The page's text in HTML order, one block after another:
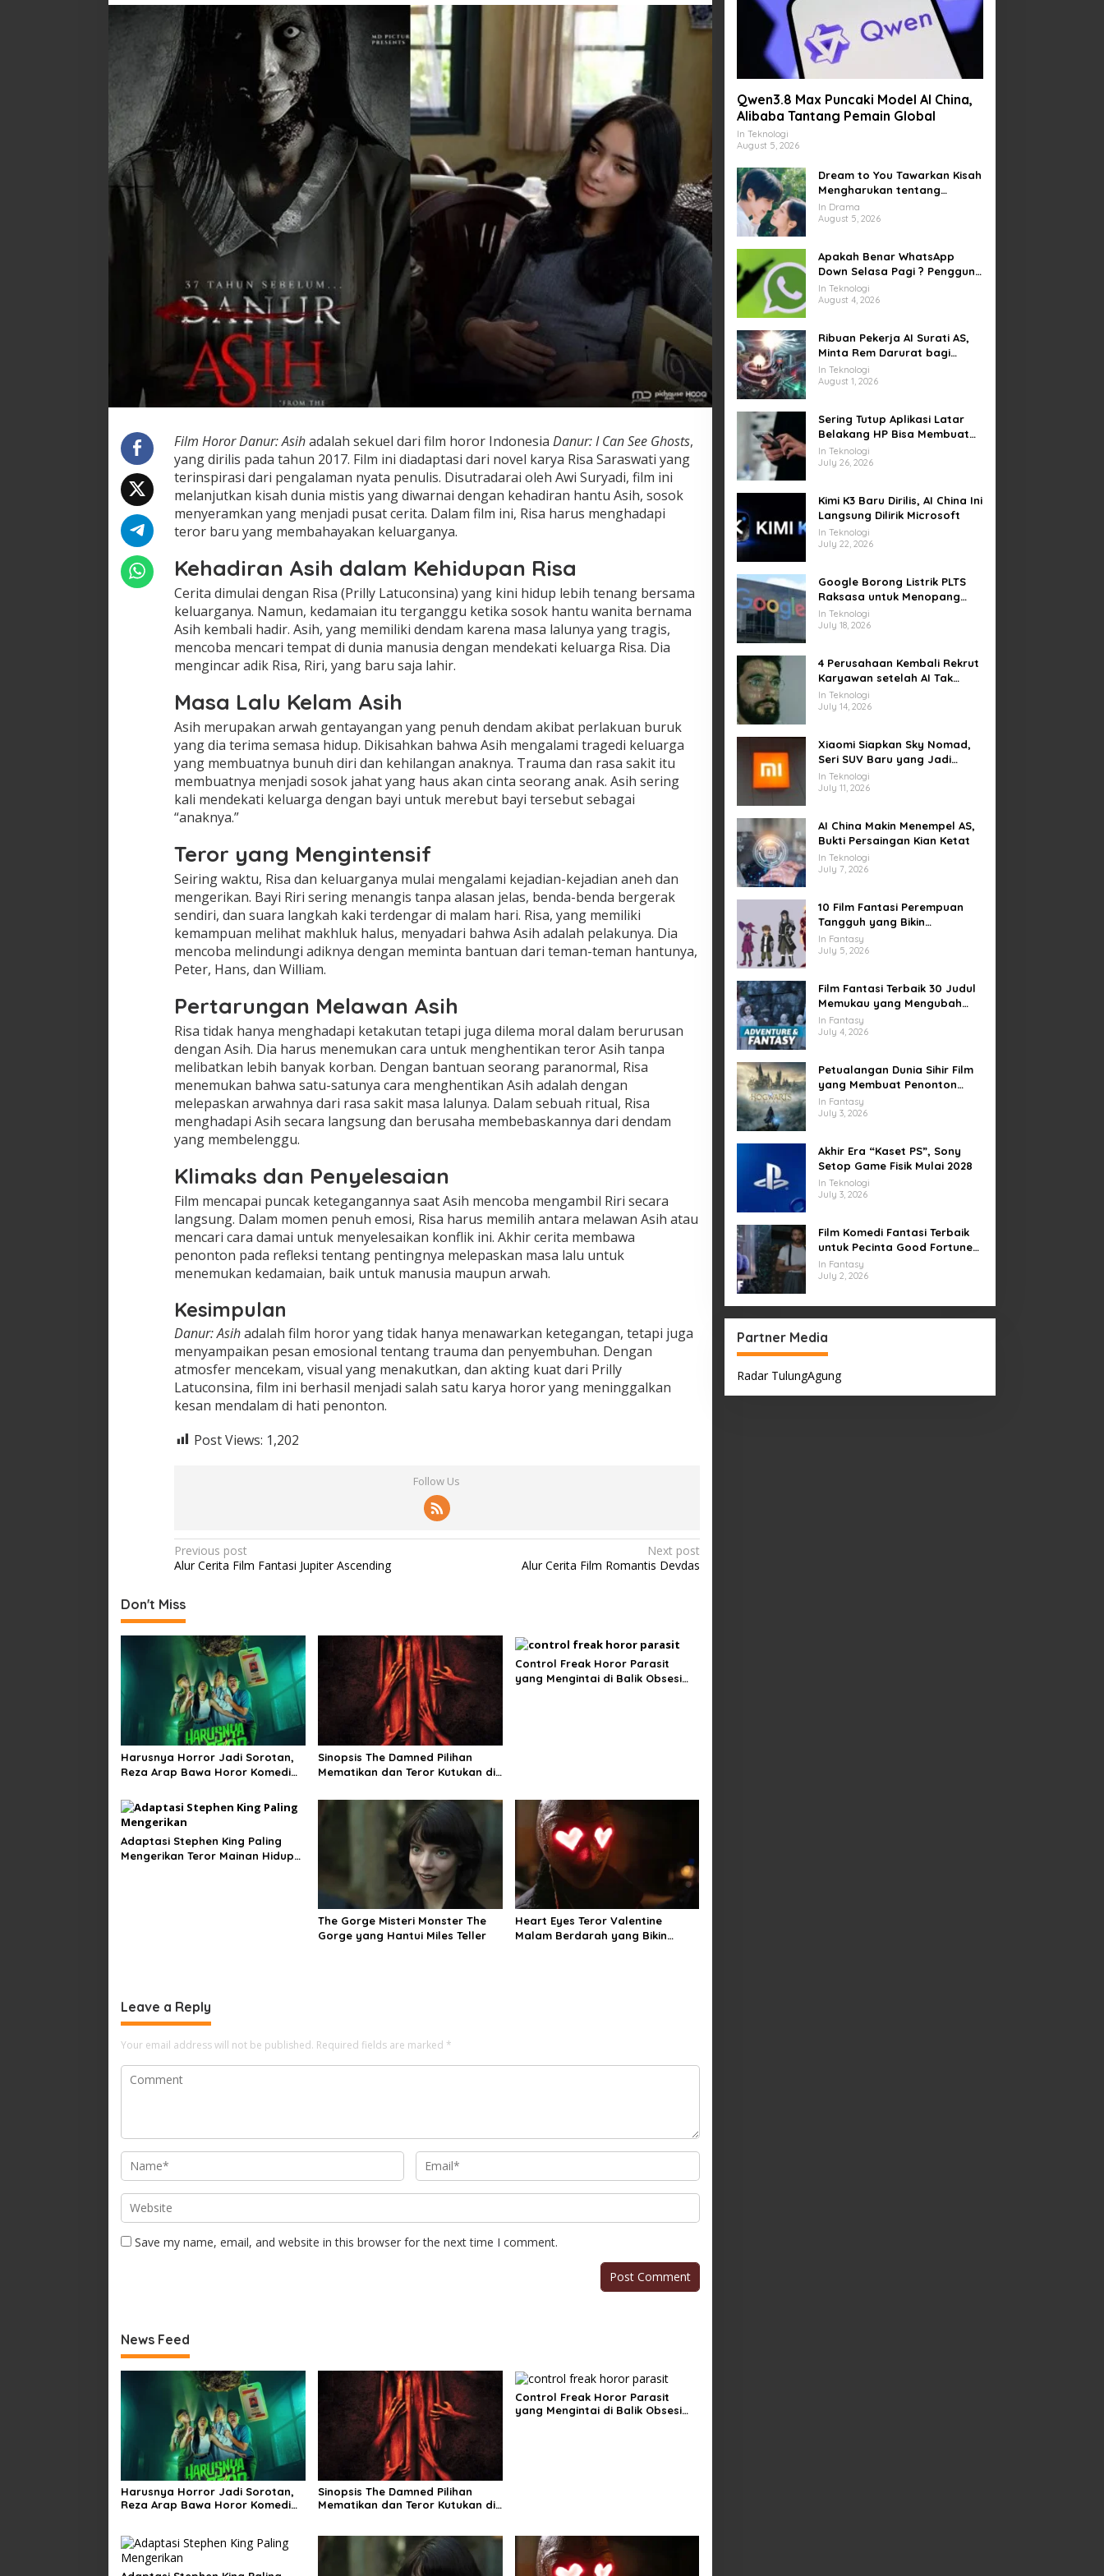
Film Horor Danur: Asihadalah sekuel dari film horor Indonesia Danur: I Can See Ghosts,
yang dirilis pada tahun 2017. Film ini diadaptasi dari novel karya Risa Saraswati yang
terinspirasi dari pengalaman nyata penulis. Disutradarai oleh Awi Suryadi, film ini
melanjutkan kisah dunia mistis yang diwarnai dengan kehadiran hantu Asih, sosok
menyeramkan yang menjadi pusat cerita. Dalam film ini, Risa harus menghadapi
teror baru yang membahayakan keluarganya.
Kehadiran Asih dalam Kehidupan Risa
Cerita dimulai dengan Risa (Prilly Latuconsina) yang kini hidup lebih tenang bersama
keluarganya. Namun, kedamaian itu terganggu ketika sosok hantu wanita bernama
Asih kembali hadir. Asih, yang memiliki dendam karena masa lalunya yang tragis,
mencoba mencari tempat di dunia manusia dengan mendekati keluarga Risa. Dia
mengincar adik Risa, Riri, yang baru saja lahir.
Masa Lalu Kelam Asih
Asih merupakan arwah gentayangan yang penuh dendam akibat perlakuan buruk
yang dia terima semasa hidup. Dikisahkan bahwa Asih mengalami tragedi keluarga
yang membuatnya bunuh diri dan kehilangan anaknya. Trauma dan rasa sakit itu
membuatnya menjadi sosok jahat yang haus akan cinta seorang anak. Asih sering
kali mendekati keluarga dengan bayi untuk merebut bayi tersebut sebagai
“anaknya.”
Teror yang Mengintensif
Seiring waktu, Risa dan keluarganya mulai mengalami kejadian-kejadian aneh dan
mengerikan. Bayi Riri sering menangis tanpa alasan jelas, benda-benda bergerak
sendiri, dan suara langkah kaki terdengar di malam hari. Risa, yang memiliki
kemampuan melihat makhluk halus, menyadari bahwa Asih adalah pelakunya. Dia
mencoba melindungi adiknya dengan meminta bantuan dari teman-teman hantunya,
Peter, Hans, dan William.
Pertarungan Melawan Asih
Risa tidak hanya menghadapi ketakutan tetapi juga dilema moral dalam berurusan
dengan Asih. Dia harus menemukan cara untuk menghentikan teror Asih tanpa
melibatkan lebih banyak korban. Dengan bantuan seorang paranormal, Risa
menemukan bahwa satu-satunya cara menghentikan Asih adalah dengan
melepaskan arwahnya dari rasa sakit masa lalunya. Dalam sebuah ritual, Risa
menghadapi Asih secara langsung dan berusaha membebaskannya dari dendam
yang membelenggu.
Klimaks dan Penyelesaian
Film mencapai puncak ketegangannya saat Asih mencoba mengambil Riri secara
langsung. Dalam momen penuh emosi, Risa harus memilih antara melawan Asih atau
mencari cara damai untuk menyelesaikan konflik ini. Akhir cerita membawa
penonton pada refleksi tentang pentingnya melepaskan masa lalu untuk
menemukan kedamaian, baik untuk manusia maupun arwah.
Kesimpulan
Danur: Asihadalah film horor yang tidak hanya menawarkan ketegangan, tetapi juga
menyampaikan pesan emosional tentang trauma dan penyembuhan. Dengan
atmosfer mencekam, visual yang menakutkan, dan akting kuat dari Prilly
Latuconsina, film ini berhasil menjadi salah satu karya horor yang meninggalkan
kesan mendalam di hati penonton.
Post Views: 1,202
Follow Us
Post
navigation
Previous post
Alur Cerita Film Fantasi Jupiter Ascending
Next post
Alur Cerita Film Romantis Devdas
Don't Miss
Harusnya Horror Jadi Sorotan,
Reza Arap Bawa Horor Komedi
Sinopsis The Damned Pilihan
Mematikan dan Teror Kutukan di
Control Freak Horor Parasit
yang Mengintai di Balik Obsesi
Adaptasi Stephen King Paling
Mengerikan Teror Mainan Hidup
The Gorge Misteri Monster The
Gorge yang Hantui Miles Teller
Heart Eyes Teror Valentine
Malam Berdarah yang Bikin
Leave a Reply
Your email address will not be published. Required fields are marked *
Save my name, email, and website in this browser for the next time I comment.
News Feed
Harusnya Horror Jadi Sorotan,
Reza Arap Bawa Horor Komedi
Sinopsis The Damned Pilihan
Mematikan dan Teror Kutukan di
Control Freak Horor Parasit
yang Mengintai di Balik Obsesi
Qwen3.8 Max Puncaki Model AI China,
Alibaba Tantang Pemain Global
In Teknologi
August 5, 2026
Dream to You Tawarkan Kisah
Mengharukan tentang
Perjuangan Meraih Mimpi
yang Sempat Tertunda
In Drama
August 5, 2026
Apakah Benar WhatsApp
Down Selasa Pagi ? Pengguna
Kesulitan Kirim Gambar dan
Video di Sejumlah Wilayah
In Teknologi
August 4, 2026
Ribuan Pekerja AI Surati AS,
Minta Rem Darurat bagi
Teknologi Canggih
In Teknologi
August 1, 2026
Sering Tutup Aplikasi Latar
Belakang HP Bisa Membuat
Baterai Lebih Boros
In Teknologi
July 26, 2026
Kimi K3 Baru Dirilis, AI China Ini
Langsung Dilirik Microsoft
In Teknologi
July 22, 2026
Google Borong Listrik PLTS
Raksasa untuk Menopang
Pusat Data dan AI
In Teknologi
July 18, 2026
4 Perusahaan Kembali Rekrut
Karyawan setelah AI Tak
Penuhi Harapan
In Teknologi
July 14, 2026
Xiaomi Siapkan Sky Nomad,
Seri SUV Baru yang Jadi
Sorotan Otomotif Dunia
In Teknologi
July 11, 2026
AI China Makin Menempel AS,
Bukti Persaingan Kian Ketat
In Teknologi
July 7, 2026
10 Film Fantasi Perempuan
Tangguh yang Bikin
Terinspirasi, Termasuk Damsel
In Fantasy
July 5, 2026
Film Fantasi Terbaik 30 Judul
Memukau yang Mengubah
Imajinasi
In Fantasy
July 4, 2026
Petualangan Dunia Sihir Film
yang Membuat Penonton
Terpukau Selamanya
In Fantasy
July 3, 2026
Akhir Era “Kaset PS”, Sony
Setop Game Fisik Mulai 2028
In Teknologi
July 3, 2026
Film Komedi Fantasi Terbaik
untuk Pecinta Good Fortune
yang Wajib
In Fantasy
July 2, 2026
Partner Media
Radar TulungAgung